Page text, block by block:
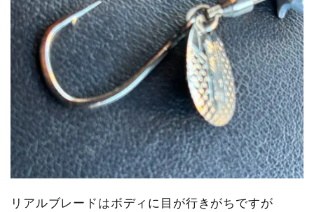
リアルブレードはボディに目が行きがちですが